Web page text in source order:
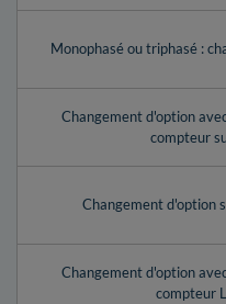
Monophasé ou triphasé :
Changement d'option
compteur
Changement d'option
Changement d'option
compteur